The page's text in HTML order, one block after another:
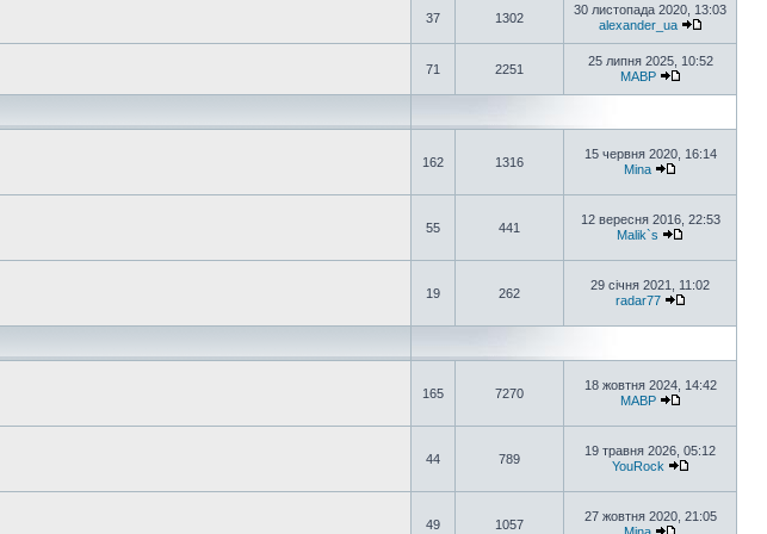
37 1302
30 листопада 2020, 13:03
alexander_ua
71 2251
25 липня 2025, 10:52
MABP
162 1316
15 червня 2020, 16:14
Mina
55 441
12 вересня 2016, 22:53
Malik`s
19 262
29 січня 2021, 11:02
radar77
165 7270
18 жовтня 2024, 14:42
MABP
44 789
19 травня 2026, 05:12
YouRock
49 1057
27 жовтня 2020, 21:05